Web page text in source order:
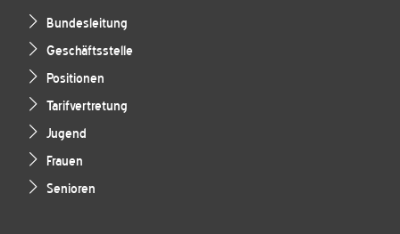
Bundesleitung
Geschäftsstelle
Positionen
Tarifvertretung
Jugend
Frauen
Senioren